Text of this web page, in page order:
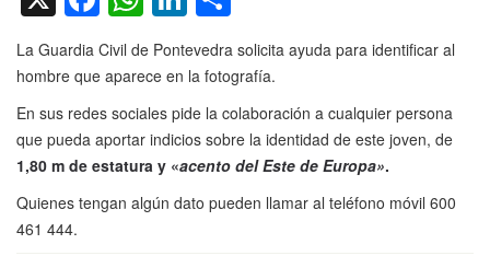
La Guardia Civil de Pontevedra solicita ayuda para identificar al
hombre que aparece en la fotografía.
En sus redes sociales pide la colaboración a cualquier persona
que pueda aportar indicios sobre la identidad de este joven, de
1,80 m de estatura y «acento del Este de Europa».
Quienes tengan algún dato pueden llamar al teléfono móvil 600
461 444.